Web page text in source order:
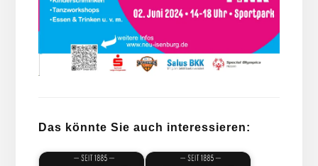
Das könnte Sie auch interessieren: